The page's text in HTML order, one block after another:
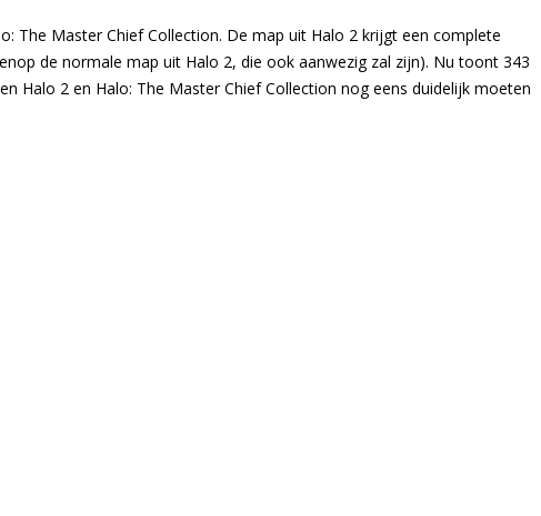
The Master Chief Collection. De map uit Halo 2 krijgt een complete
de normale map uit Halo 2, die ook aanwezig zal zijn). Nu toont 343
Halo 2 en Halo: The Master Chief Collection nog eens duidelijk moeten